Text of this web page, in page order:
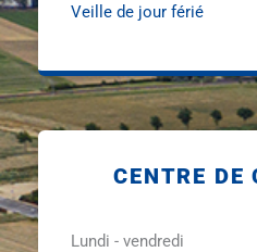
Veille de jour férié
CENTRE DE
Lundi - vendredi